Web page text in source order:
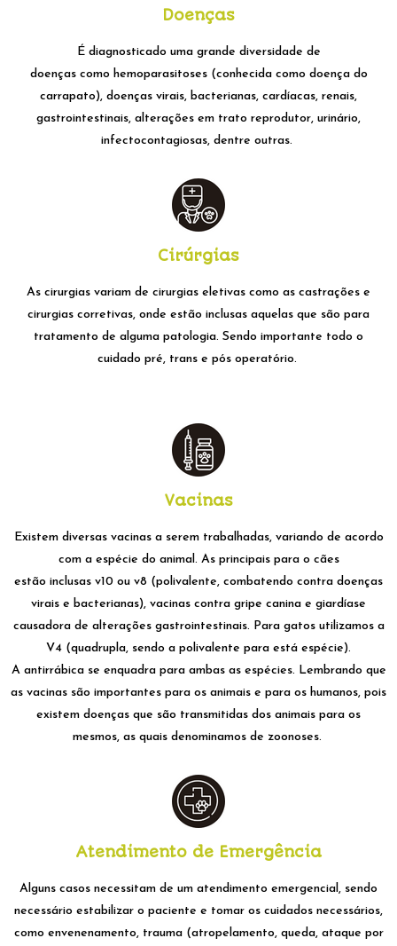
Doenças
É diagnosticado uma grande diversidade de
doenças como hemoparasitoses (conhecida como doença do
carrapato), doenças virais, bacterianas, cardíacas, renais,
gastrointestinais, alterações em trato reprodutor, urinário,
infectocontagiosas, dentre outras.
Cirúrgias
As cirurgias variam de cirurgias eletivas como as castrações e
cirurgias corretivas, onde estão inclusas aquelas que são para
tratamento de alguma patologia. Sendo importante todo o
cuidado pré, trans e pós operatório.
Vacinas
Existem diversas vacinas a serem trabalhadas, variando de acordo
com a espécie do animal. As principais para o cães
estão inclusas v10 ou v8 (polivalente, combatendo contra doenças
virais e bacterianas), vacinas contra gripe canina e giardíase
causadora de alterações gastrointestinais. Para gatos utilizamos a
V4 (quadrupla, sendo a polivalente para está espécie).
A antirrábica se enquadra para ambas as espécies. Lembrando que
as vacinas são importantes para os animais e para os humanos, pois
existem doenças que são transmitidas dos animais para os
mesmos, as quais denominamos de zoonoses.
Atendimento de Emergência
Alguns casos necessitam de um atendimento emergencial, sendo
necessário estabilizar o paciente e tomar os cuidados necessários,
como envenenamento, trauma (atropelamento, queda, ataque por